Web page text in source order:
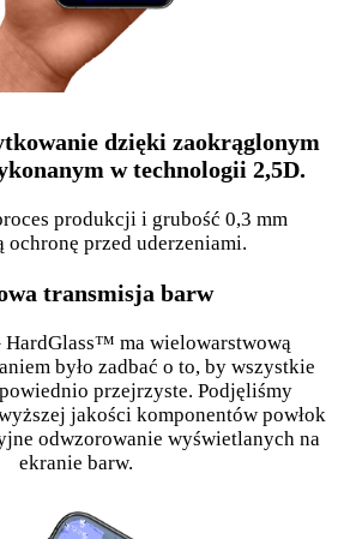
dzięki zaokrąglonym
w technologii 2,5D.
produkcji i grubość 0,3 mm
ochronę przed uderzeniami.
transmisja barw
HardGlass™ ma wielowarstwową
było zadbać o to, by wszystkie
przejrzyste. Podjęliśmy
jakości komponentów powłok
odwzorowanie wyświetlanych na
ekranie barw.